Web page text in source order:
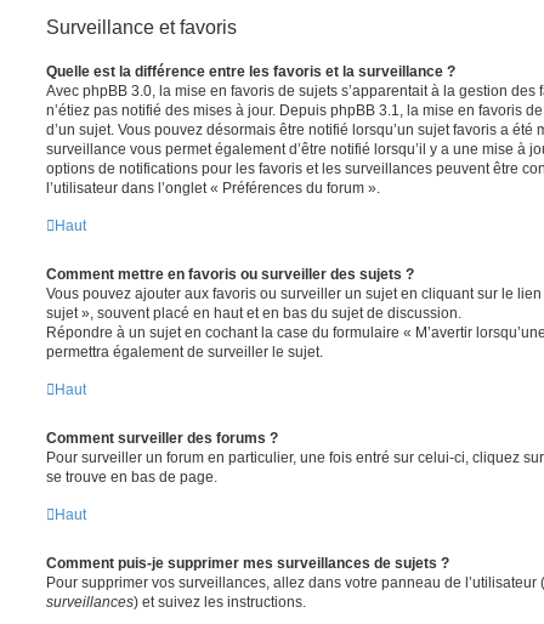
Surveillance et favoris
Quelle est la différence entre les favoris et la surveillance ?
Avec phpBB 3.0, la mise en favoris de sujets s’apparentait à la gestion des
n’étiez pas notifié des mises à jour. Depuis phpBB 3.1, la mise en favoris
d’un sujet. Vous pouvez désormais être notifié lorsqu’un sujet favoris a été
surveillance vous permet également d’être notifié lorsqu’il y a une mise à
options de notifications pour les favoris et les surveillances peuvent être
l’utilisateur dans l’onglet « Préférences du forum ».
Haut
Comment mettre en favoris ou surveiller des sujets ?
Vous pouvez ajouter aux favoris ou surveiller un sujet en cliquant sur le
sujet », souvent placé en haut et en bas du sujet de discussion.
Répondre à un sujet en cochant la case du formulaire « M’avertir
permettra également de surveiller le sujet.
Haut
Comment surveiller des forums ?
Pour surveiller un forum en particulier, une fois entré sur celui-ci, cliquez
se trouve en bas de page.
Haut
Comment puis-je supprimer mes surveillances de sujets ?
Pour supprimer vos surveillances, allez dans votre panneau de l’utilisateur
surveillances) et suivez les instructions.